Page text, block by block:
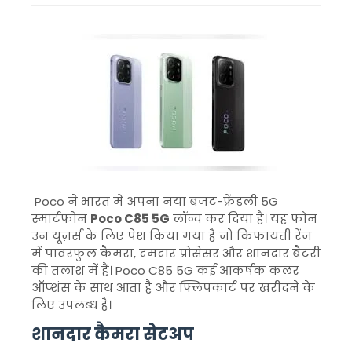
Poco ने भारत में अपना नया बजट-फ्रेंडली 5G
स्मार्टफोन Poco C85 5G लॉन्च कर दिया है। यह फोन
उन यूज़र्स के लिए पेश किया गया है जो किफायती रेंज
में पावरफुल कैमरा, दमदार प्रोसेसर और शानदार बैटरी
की तलाश में हैं। Poco C85 5G कई आकर्षक कलर
ऑप्शंस के साथ आता है और फ्लिपकार्ट पर खरीदने के
लिए उपलब्ध है।
शानदार कैमरा सेटअप